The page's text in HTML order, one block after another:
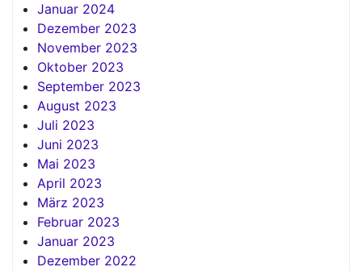
Januar 2024
Dezember 2023
November 2023
Oktober 2023
September 2023
August 2023
Juli 2023
Juni 2023
Mai 2023
April 2023
März 2023
Februar 2023
Januar 2023
Dezember 2022